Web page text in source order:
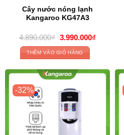
Cây nước nóng lạnh
Kangaroo KG47A3
4.890.000₫ Giá
gốc
là:
4.890.000₫.
3.990.000₫Giá
THÊM VÀO GIỎ HÀNG
-32%